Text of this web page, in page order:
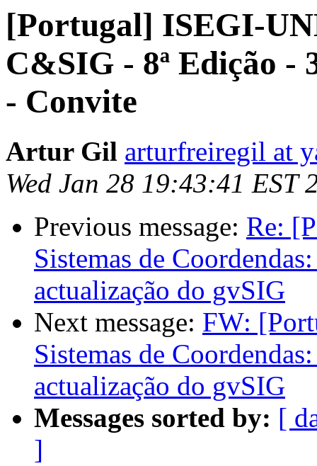
[Portugal] ISEGI-
C&SIG - 8ª Edição -
- Convite
Artur Gil arturfreiregil at
Wed Jan 28 19:43:41 EST
Previous message: Re:
Sistemas de
actualização do gvSIG
Next message: FW:
Sistemas de
actualização do gvSIG
Messages sorted by: [
]